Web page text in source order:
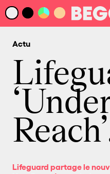
Actu
Lifeguard partage le